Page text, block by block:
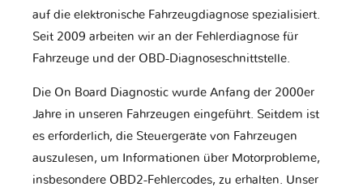
auf die elektronische Fahrzeugdiagnose spezialisiert.
Seit 2009 arbeiten wir an der Fehlerdiagnose für
Fahrzeuge und der OBD-Diagnoseschnittstelle.
Die On Board Diagnostic wurde Anfang der 2000er
Jahre in unseren Fahrzeugen eingeführt. Seitdem ist
es erforderlich, die Steuergeräte von Fahrzeugen
auszulesen, um Informationen über Motorprobleme,
insbesondere OBD2-Fehlercodes, zu erhalten. Unser